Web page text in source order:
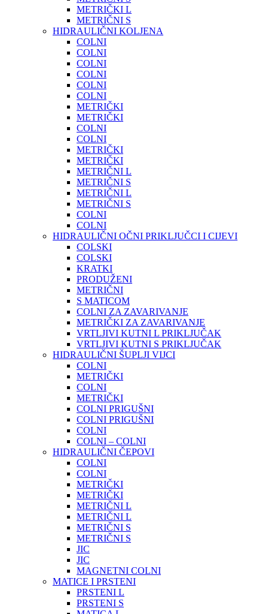
METRIČKI L
METRIČNI S
HIDRAULIČNI KOLJENA
COLNI
COLNI
COLNI
COLNI
COLNI
COLNI
METRIČKI
METRIČKI
COLNI
COLNI
METRIČKI
METRIČKI
METRIČNI L
METRIČNI S
METRIČNI L
METRIČNI S
COLNI
COLNI
HIDRAULIČNI OČNI PRIKLJUČCI I CIJEVI
COLSKI
COLSKI
KRATKI
PRODUŽENI
METRIČNI
S MATICOM
COLNI ZA ZAVARIVANJE
METRIČKI ZA ZAVARIVANJE
VRTLJIVI KUTNI L PRIKLJUČAK
VRTLJIVI KUTNI S PRIKLJUČAK
HIDRAULIČNI ŠUPLJI VIJCI
COLNI
METRIČKI
COLNI
METRIČKI
COLNI PRIGUŠNI
COLNI PRIGUŠNI
COLNI
COLNI – COLNI
HIDRAULIČNI ČEPOVI
COLNI
COLNI
METRIČKI
METRIČKI
METRIČNI L
METRIČNI L
METRIČNI S
METRIČNI S
JIC
JIC
MAGNETNI COLNI
MATICE I PRSTENI
PRSTENI L
PRSTENI S